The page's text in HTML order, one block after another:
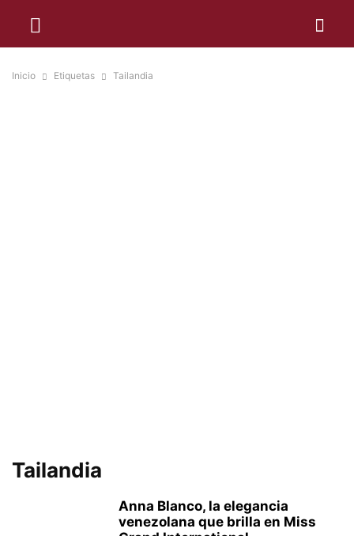
Inicio Etiquetas Tailandia
Tailandia
Anna Blanco, la elegancia
venezolana que brilla en Miss